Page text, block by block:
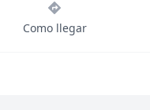
Como llegar